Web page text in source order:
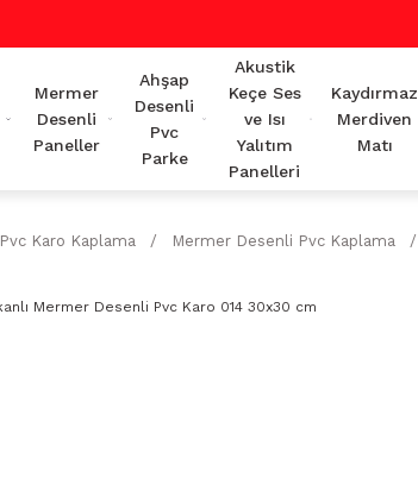
Mermer
Desenli
Paneller
Ahşap
Desenli
Pvc
Parke
Akustik
Keçe Ses
ve Isı
Yalıtım
Panelleri
Kaydırmaz
Merdiven
Matı
Pvc Karo Kaplama Mermer Desenli Pvc Kaplama